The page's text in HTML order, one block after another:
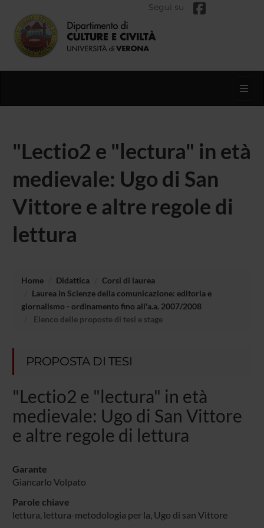
Segui su
"Lectio2 e "lectura" in età
medievale: Ugo di San
Vittore e altre regole di
lettura
Home Didattica
Corsi di laurea
Laurea in Scienze della comunicazione: editoria e
giornalismo - ordinamento fino all'a.a. 2007/2008
Elenco delle proposte di tesi e stage
PROPOSTA DI TESI
"Lectio2 e "lectura" in età
medievale: Ugo di San Vittore
e altre regole di lettura
Garante
Giancarlo Volpato
Parole chiave
lettura, lettura-metodologia per la, Ugo di san Vittore